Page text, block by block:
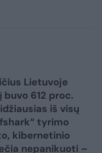
Lietuvoje
612 proc.
iš visų
tyrimo
kibernetinio
nepanikuoti –